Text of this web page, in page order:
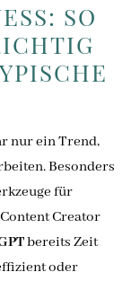
SO
nur ein Trend,
Besonders
für
Creator
bereits Zeit
oder